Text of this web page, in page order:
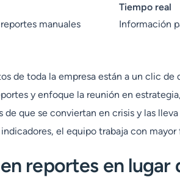
manuales
Tiempo real
Información
de toda la empresa están a un clic de
y enfoque la reunión en
de que se conviertan en crisis y las
el equipo trabaja con
reportes en lugar